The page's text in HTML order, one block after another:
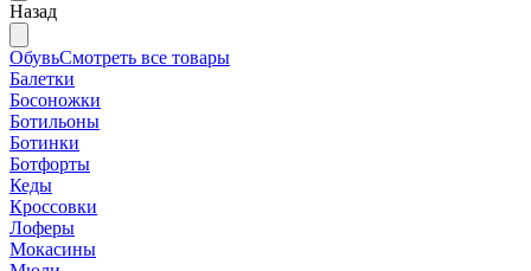
Назад
ОбувьСмотреть все товары
Балетки
Босоножки
Ботильоны
Ботинки
Ботфорты
Кеды
Кроссовки
Лоферы
Мокасины